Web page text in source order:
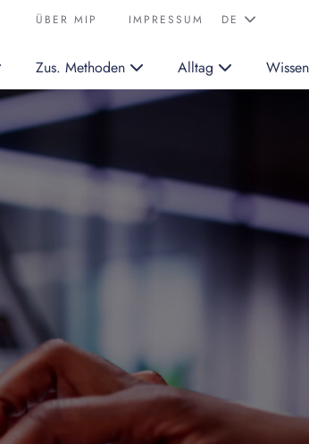
ÜBER MIP IMPRESSUM
Zus. Methoden Alltag